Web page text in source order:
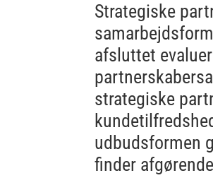
Strategiske
afsluttet
strategiske
udbudsformen
finder